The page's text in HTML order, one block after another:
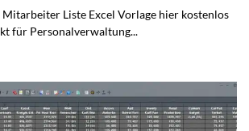
Mitarbeiter Liste Excel Vorlage hier kostenlos
für Personalverwaltung...